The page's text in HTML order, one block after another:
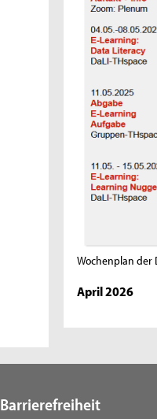
Wochenplan der
April 2026
Barrierefreiheit